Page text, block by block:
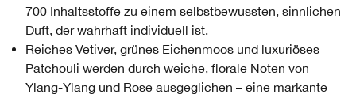
700 Inhaltsstoffe zu einem selbstbewussten, sinnlichen
Duft, der wahrhaft individuell ist.
Reiches Vetiver, grünes Eichenmoos und luxuriöses
Patchouli werden durch weiche, florale Noten von
Ylang-Ylang und Rose ausgeglichen – eine markante